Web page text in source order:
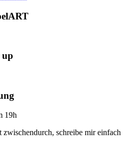
up
19h
schreibe mir einfach